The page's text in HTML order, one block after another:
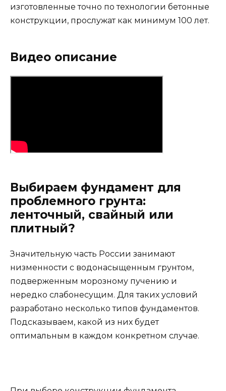
изготовленные точно по технологии бетонные
конструкции, прослужат как минимум 100 лет.
Видео описание
Выбираем фундамент для
проблемного грунта:
ленточный, свайный или
плитный?
Значительную часть России занимают
низменности с водонасыщенным грунтом,
подверженным морозному пучению и
нередко слабонесущим. Для таких условий
разработано несколько типов фундаментов.
Подсказываем, какой из них будет
оптимальным в каждом конкретном случае.